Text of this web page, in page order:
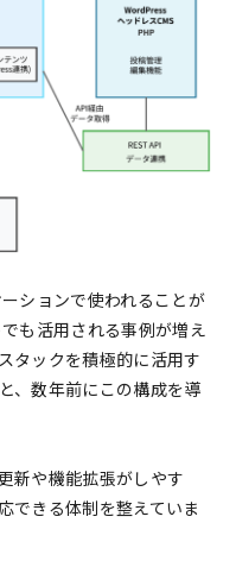
ションで使われることが
も活用される事例が増え
タックを積極的に活用す
、数年前にこの構成を導
新や機能拡張がしやす
できる体制を整えていま